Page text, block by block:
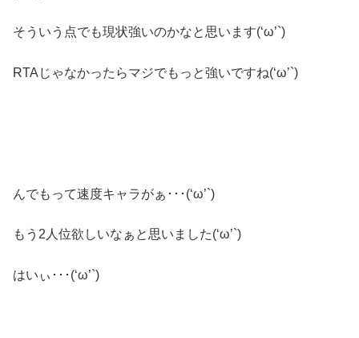
そういう点でも現状強いのかなと思います(‘ω’`)
RTAじゃなかったらマジでもっと強いですね(‘ω’`)
んでもって速度キャラがぁ･･･(‘ω’`)
もう2人位欲しいなぁと思いました(‘ω’`)
はいぃ･･･(‘ω’`)